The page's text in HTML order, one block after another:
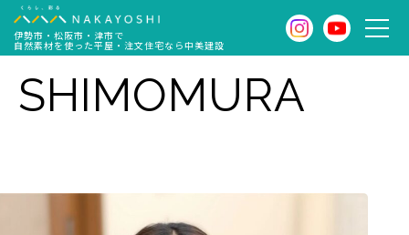
伊勢市・松阪市・津市で
自然素材を使った平屋・注文住宅なら中美建設
SHIMOMURA